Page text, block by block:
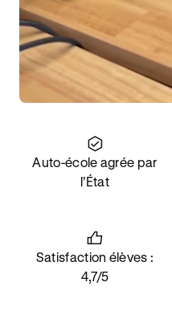
Auto-école agrée par
l’État
Satisfaction élèves :
4,7/5